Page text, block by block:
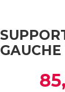
GAUCHE